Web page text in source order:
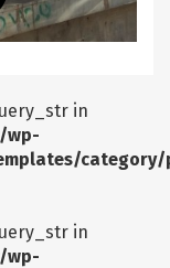
in
wp-
in
wp-